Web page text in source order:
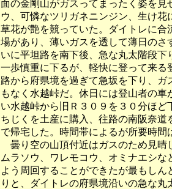
面の金剛山がガスってまったく姿を
ウ、可憐なツリガネニンジン、生け
草花が艶を競っていた。ダイトレに
場があり、薄いガスを透して薄日の
いに平坦路を南下後、急な丸太階段
一歩慎重に下るが、軽快に登って来
路から府県境を過ぎて急坂を下り、
もなく水越峠だ。休日には登山者の
い水越峠から旧Ｒ３０９を３０分ほ
ちじくを土産に購入、往路の南阪奈
で帰宅した。時間帯によるが所要時
曇り空の山頂付近はガスのため見晴
ムラソウ、ワレモコウ、オミナエシ
よう周回することができたが最もし
りと、ダイトレの府県境沿いの急な